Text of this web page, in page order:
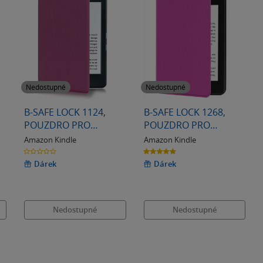
Nedostupné
B-SAFE LOCK 1124,
POUZDRO PRO
AMAZON KINDLE 8,
FIALOVÉ
Amazon Kindle
0.0
z
5
hvězdiček
Dárek
Nedostupné
Nedostupné
B-SAFE LOCK 1268,
POUZDRO PRO
AMAZON KINDLE
PAPERWHITE 4,
FIALOVÉ
Amazon Kindle
5.0
z
5
hvězdiček
Dárek
Nedostupné